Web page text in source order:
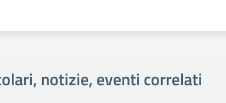
notizie, eventi correlati